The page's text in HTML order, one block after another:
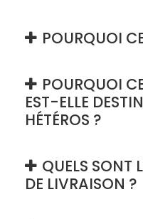
POURQUOI
POURQUOI
EST-ELLE
HÉTÉROS ?
QUELS SONT
DE LIVRAISON ?